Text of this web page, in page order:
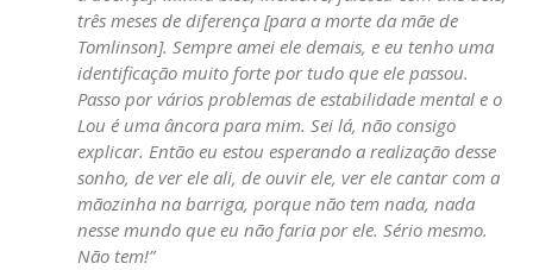
três meses de diferença [para a morte da mãe de
Tomlinson]. Sempre amei ele demais, e eu tenho uma
identificação muito forte por tudo que ele passou.
Passo por vários problemas de estabilidade mental e o
Lou é uma âncora para mim. Sei lá, não consigo
explicar. Então eu estou esperando a realização desse
sonho, de ver ele ali, de ouvir ele, ver ele cantar com a
mãozinha na barriga, porque não tem nada, nada
nesse mundo que eu não faria por ele. Sério mesmo.
Não tem!”